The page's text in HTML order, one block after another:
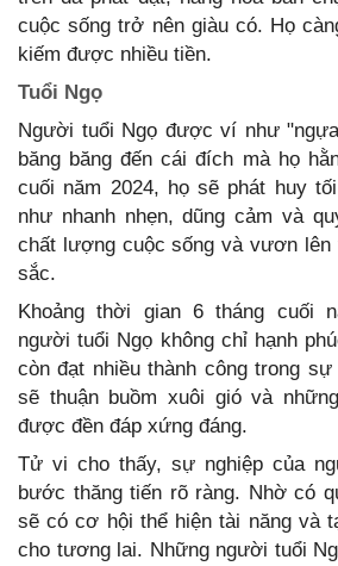
cuộc sống trở nên giàu có. Họ
kiếm được nhiều tiền.
Tuổi Ngọ
Người tuổi Ngọ được ví như
băng băng đến cái đích mà họ
cuối năm 2024, họ sẽ phát huy
như nhanh nhẹn, dũng cảm và
chất lượng cuộc sống và vươn lên
sắc.
Khoảng thời gian 6 tháng cuối
người tuổi Ngọ không chỉ hạnh
còn đạt nhiều thành công trong
sẽ thuận buồm xuôi gió và
được đền đáp xứng đáng.
Tử vi cho thấy, sự nghiệp của
bước thăng tiến rõ ràng. Nhờ có
sẽ có cơ hội thể hiện tài năng và
cho tương lai. Những người tuổi